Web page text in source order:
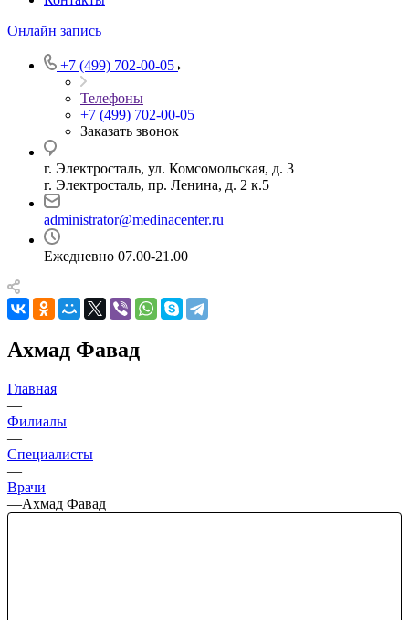
Онлайн запись
+7 (499) 702-00-05
Телефоны
+7 (499) 702-00-05
Заказать звонок
г. Электросталь, ул. Комсомольская, д. 3
г. Электросталь, пр. Ленина, д. 2 к.5
administrator@medinacenter.ru
Ежедневно 07.00-21.00
Ахмад Фавад
Главная
—
Филиалы
—
Специалисты
—
Врачи
—Ахмад Фавад